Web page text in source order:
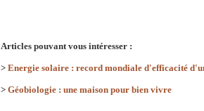
Articles pouvant vous intéresser :
> Energie solaire : record mondiale d'efficacité
> Géobiologie : une maison pour bien vivre